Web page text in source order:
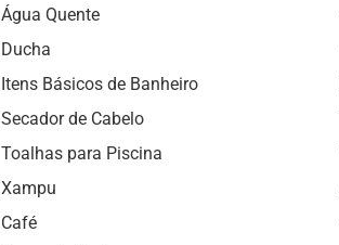
Água Quente
Ducha
Itens Básicos de Banheiro
Secador de Cabelo
Toalhas para Piscina
Xampu
Café